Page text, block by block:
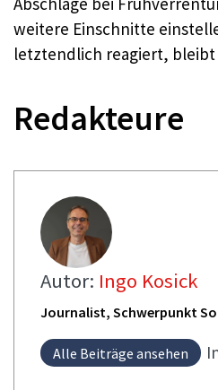
weitere Einschnitte
letztendlich reagiert,
Redakteure
Autor: Ingo Kosick
Journalist, Schwerpunkt
Alle Beiträge ansehen